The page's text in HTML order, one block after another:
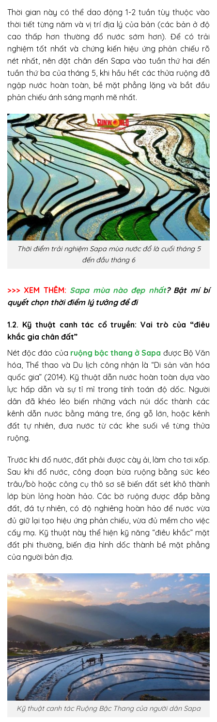
Thời gian này có thể dao động 1-2 tuần tùy thuộc vào
thời tiết từng năm và vị trí địa lý của bản (các bản ở độ
cao thấp hơn thường đổ nước sớm hơn). Để có trải
nghiệm tốt nhất và chứng kiến hiệu ứng phản chiếu rõ
nét nhất, nên đặt chân đến Sapa vào tuần thứ hai đến
tuần thứ ba của tháng 5, khi hầu hết các thửa ruộng đã
ngập nước hoàn toàn, bề mặt phẳng lặng và bắt đầu
phản chiếu ánh sáng mạnh mẽ nhất.
Thời điểm trải nghiệm Sapa mùa nước đổ là cuối tháng 5
đến đầu tháng 6
>>> XEM THÊM: Sapa mùa nào đẹp nhất? Bật mí bí
quyết chọn thời điểm lý tưởng để đi
1.2. Kỹ thuật canh tác cổ truyền: Vai trò của “điêu
khắc gia chân đất”
Nét độc đáo của ruộng bậc thang ở Sapa được Bộ Văn
hóa, Thể thao và Du lịch công nhận là “Di sản văn hóa
quốc gia” (2014). Kỹ thuật dẫn nước hoàn toàn dựa vào
lực hấp dẫn và sự tỉ mỉ trong tính toán độ dốc. Người
dân đã khéo léo biến những vách núi dốc thành các
kênh dẫn nước bằng máng tre, ống gỗ lớn, hoặc kênh
đất tự nhiên, đưa nước từ các khe suối về từng thửa
ruộng.
Trước khi đổ nước, đất phải được cày ải, làm cho tơi xốp.
Sau khi đổ nước, công đoạn bừa ruộng bằng sức kéo
trâu/bò hoặc công cụ thô sơ sẽ biến đất sét khô thành
lớp bùn lỏng hoàn hảo. Các bờ ruộng được đắp bằng
đất, đá tự nhiên, có độ nghiêng hoàn hảo để nước vừa
đủ giữ lại tạo hiệu ứng phản chiếu, vừa đủ mềm cho việc
cấy mạ. Kỹ thuật này thể hiện kỹ năng “điêu khắc” mặt
đất phi thường, biến địa hình dốc thành bề mặt phẳng
của người bản địa.
Kỹ thuật canh tác Ruộng Bậc Thang của người dân Sapa